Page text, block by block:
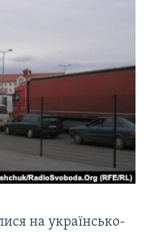
на українсько-